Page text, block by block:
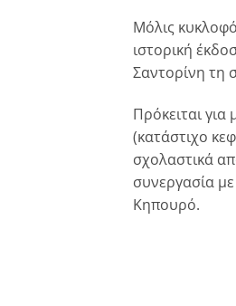
Μόλις
ιστορική
Σαντορίνη τη
Πρόκειται
(κατάστιχο
σχολαστικά
συνεργασία
Κηπουρό.